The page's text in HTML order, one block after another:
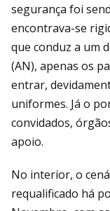
segurança foi
encontrava-se
que conduz a um
(AN), apenas os
entrar,
uniformes. Já o
convidados,
apoio.
No interior, o
requalificado há